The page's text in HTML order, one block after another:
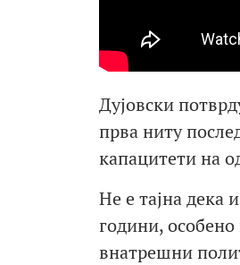
Дујовски
прва ниту
капацитети на
Не е тајна дека
години,
внатрешни